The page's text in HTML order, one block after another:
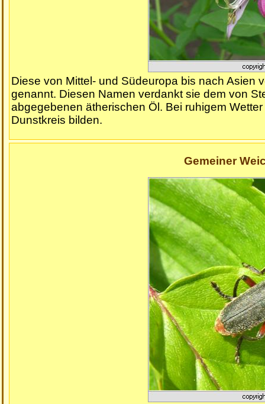
Diese von Mittel- und Südeuropa bis nach Asien
genannt. Diesen Namen verdankt sie dem von
abgegebenen ätherischen Öl. Bei ruhigem
Dunstkreis bilden.
Gemeiner